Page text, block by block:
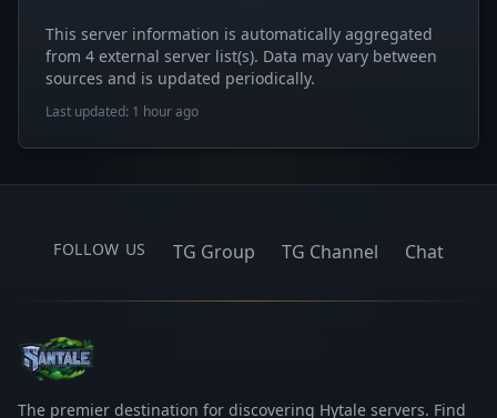
This server information is automatically aggregated
from 4 external server list(s). Data may vary between
sources and is updated periodically.
Last updated: 1 hour ago
FOLLOW US TG Group TG Channel Chat
The premier destination for discovering Hytale servers. Find